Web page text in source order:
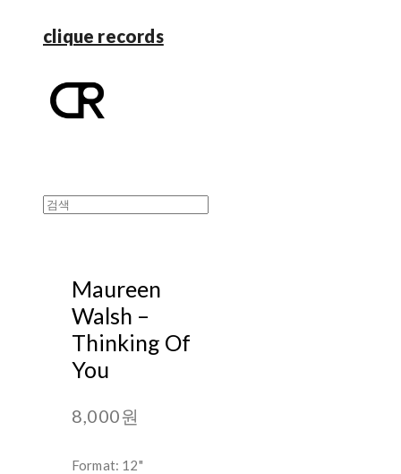
clique records
Maureen
Walsh –
Thinking Of
You
8,000원
Format: 12"